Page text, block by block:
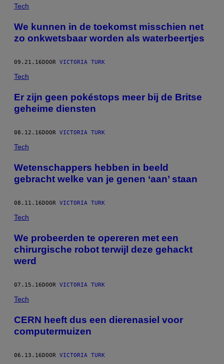
POSTS
BY
THIS
AUTHOR
Tech
We kunnen in de toekomst misschien net
zo onkwetsbaar worden als waterbeertjes
09.21.16DOOR VICTORIA TURK
Tech
Er zijn geen pokéstops meer bij de Britse
geheime diensten
08.12.16DOOR VICTORIA TURK
Tech
Wetenschappers hebben in beeld
gebracht welke van je genen ‘aan’ staan
08.11.16DOOR VICTORIA TURK
Tech
We probeerden te opereren met een
chirurgische robot terwijl deze gehackt
werd
07.15.16DOOR VICTORIA TURK
Tech
CERN heeft dus een dierenasiel voor
computermuizen
06.13.16DOOR VICTORIA TURK